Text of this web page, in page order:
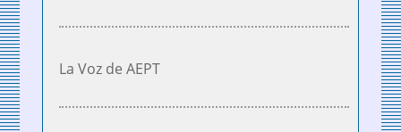
La Voz de AEPT